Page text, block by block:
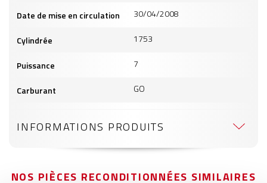
Date de mise en circulation 30/04/2008
Cylindrée 1753
Puissance 7
Carburant GO
INFORMATIONS PRODUITS
NOS PIÈCES RECONDITIONNÉES SIMILAIRES